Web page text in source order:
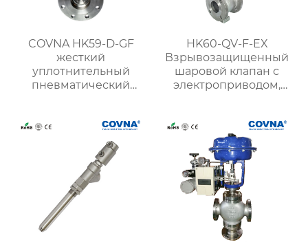
COVNA HK59-D-GF
жесткий
уплотнительный
пневматический
клапан-бабочка
HK60-QV-F-EX
Взрывозащищенный
шаровой клапан с
электроприводом,